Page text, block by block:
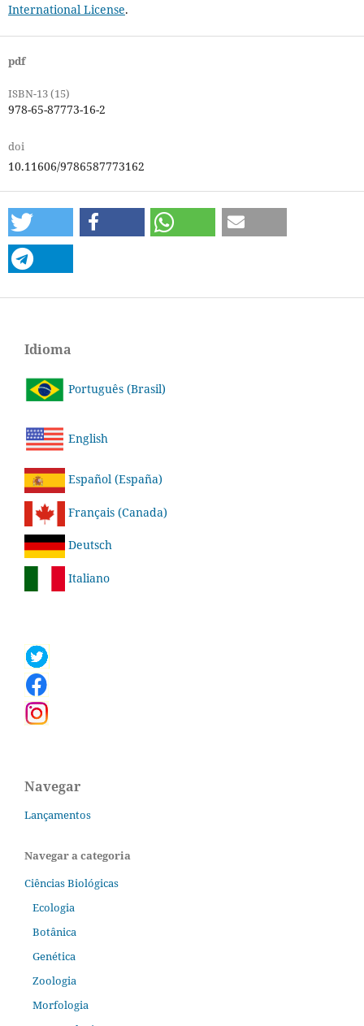
International License.
pdf
ISBN-13 (15)
978-65-87773-16-2
doi
10.11606/9786587773162
Idioma
Português (Brasil)
English
Español (España)
Français (Canada)
Deutsch
Italiano
Navegar
Lançamentos
Navegar a categoria
Ciências Biológicas
Ecologia
Botânica
Genética
Zoologia
Morfologia